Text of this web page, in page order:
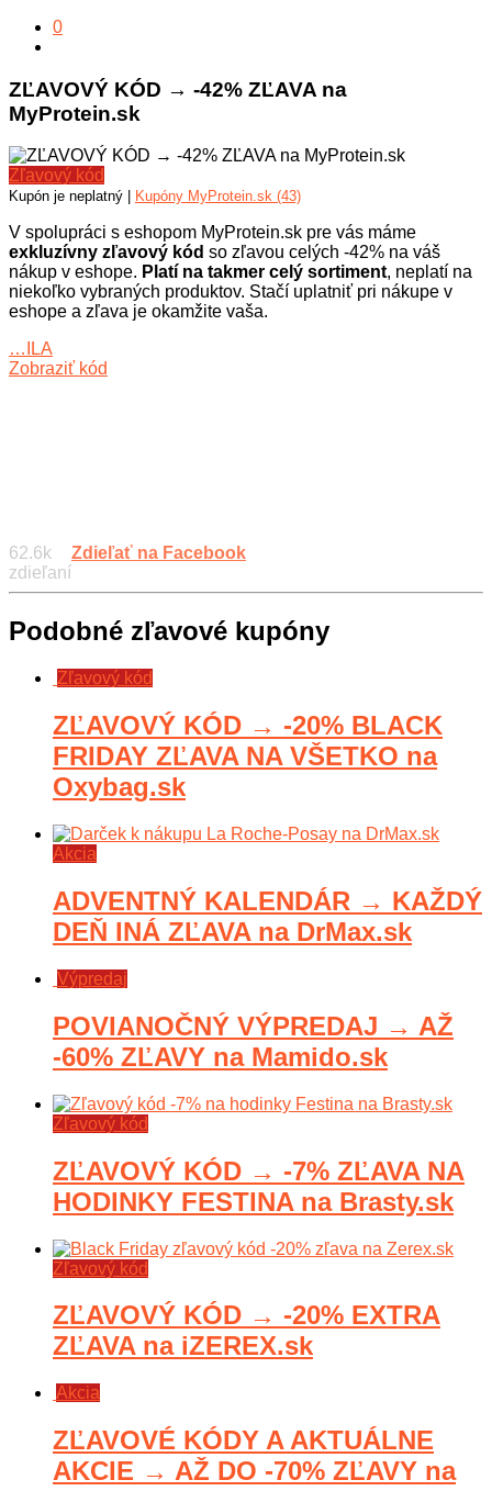
0
ZĽAVOVÝ KÓD → -42% ZĽAVA na
MyProtein.sk
Zľavový kód
Kupón je neplatný | Kupóny MyProtein.sk (43)
V spolupráci s eshopom MyProtein.sk pre vás máme
exkluzívny zľavový kód so zľavou celých -42% na váš
nákup v eshope. Platí na takmer celý sortiment, neplatí na
niekoľko vybraných produktov. Stačí uplatniť pri nákupe v
eshope a zľava je okamžite vaša.
…ILA
Zobraziť kód
62.6k
zdieľaní
Zdieľať na Facebook
Podobné zľavové kupóny
Zľavový kód
ZĽAVOVÝ KÓD → -20% BLACK
FRIDAY ZĽAVA NA VŠETKO na
Oxybag.sk
Akcia
ADVENTNÝ KALENDÁR → KAŽDÝ
DEŇ INÁ ZĽAVA na DrMax.sk
Výpredaj
POVIANOČNÝ VÝPREDAJ → AŽ
-60% ZĽAVY na Mamido.sk
Zľavový kód
ZĽAVOVÝ KÓD → -7% ZĽAVA NA
HODINKY FESTINA na Brasty.sk
Zľavový kód
ZĽAVOVÝ KÓD → -20% EXTRA
ZĽAVA na iZEREX.sk
Akcia
ZĽAVOVÉ KÓDY A AKTUÁLNE
AKCIE → AŽ DO -70% ZĽAVY na